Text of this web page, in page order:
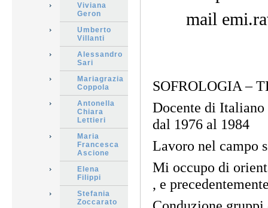
Viviana
Geron
Umberto
Villanti
Alessandro
Sari
Mariagrazia
Coppola
Antonella
Chiara
Lettieri
Maria
Francesca
Ascione
Elena
Filippi
Stefania
Zoccarato
mail
SOFROLOGIA –
Docente di
dal 1976 al 1984
Lavoro nel campo
Mi occupo di
, e